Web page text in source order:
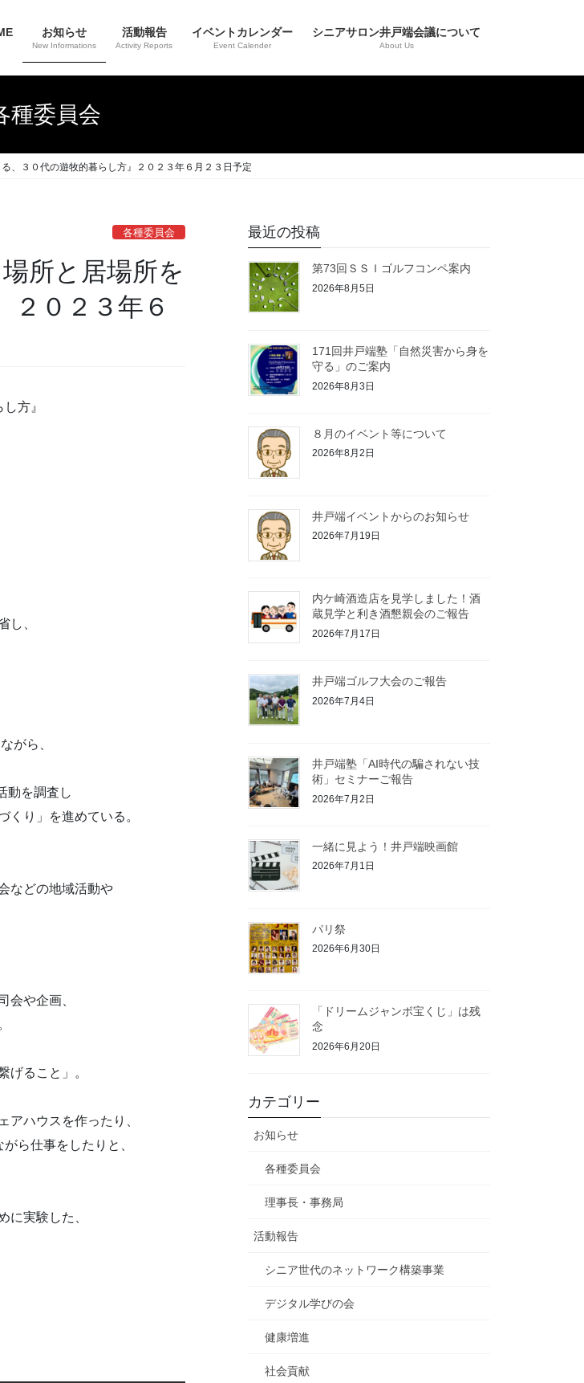
お知らせ
New Informations
活動報告
Activity Reports
イベントカレンダー
Event Calender
シニアサロン井戸端会議について
About Us
種委員会
、３０代の遊牧的暮らし方』２０２３年６月２３日予定
各種委員会
所と居場所を
２０２３年６
方』
し、
がら、
動を調査し
くり」を進めている。
などの地域活動や
会や企画、
げること」。
アハウスを作ったり、
ら仕事をしたりと、
に実験した、
最近の投稿
第73回ＳＳＩゴルフコンペ案内
2026年8月5日
171回井戸端塾「自然災害から身を
守る」のご案内
2026年8月3日
８月のイベント等について
2026年8月2日
井戸端イベントからのお知らせ
2026年7月19日
内ケ崎酒造店を見学しました！酒
蔵見学と利き酒懇親会のご報告
2026年7月17日
井戸端ゴルフ大会のご報告
2026年7月4日
井戸端塾「AI時代の騙されない技
術」セミナーご報告
2026年7月2日
一緒に見よう！井戸端映画館
2026年7月1日
パリ祭
2026年6月30日
「ドリームジャンボ宝くじ」は残
念
2026年6月20日
カテゴリー
お知らせ
各種委員会
理事長・事務局
活動報告
シニア世代のネットワーク構築事業
デジタル学びの会
健康増進
社会貢献